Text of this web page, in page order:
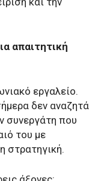
απαιτητική
εργαλείο.
δεν αναζητά
συνεργάτη που
του με
στρατηγική.